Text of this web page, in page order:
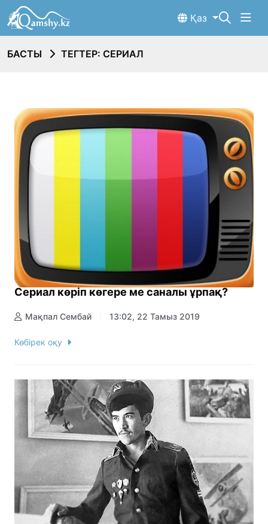
Қаз
БАСТЫ ТЕГТЕР: СЕРИАЛ
Сериал көріп көгере ме саналы ұрпақ?
Мақпал Сембай 13:02, 22 Тамыз 2019
Көбірек оқу